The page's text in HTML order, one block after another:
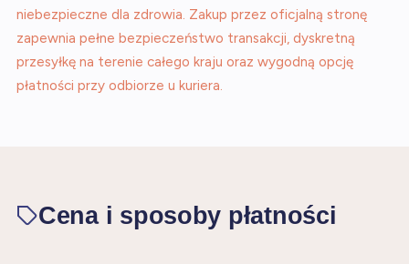
niebezpieczne dla zdrowia. Zakup przez oficjalną stronę
zapewnia pełne bezpieczeństwo transakcji, dyskretną
przesyłkę na terenie całego kraju oraz wygodną opcję
płatności przy odbiorze u kuriera.
Cena i sposoby płatności